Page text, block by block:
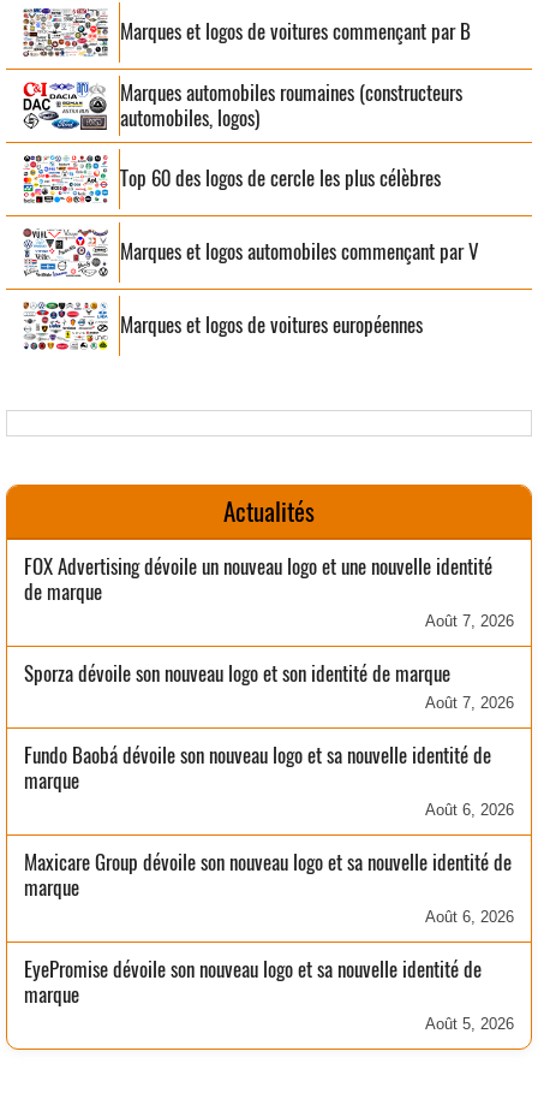
Marques et logos de voitures commençant par B
Marques automobiles roumaines (constructeurs
automobiles, logos)
Top 60 des logos de cercle les plus célèbres
Marques et logos automobiles commençant par V
Marques et logos de voitures européennes
Actualités
FOX Advertising dévoile un nouveau logo et une nouvelle identité
de marque
Août 7, 2026
Sporza dévoile son nouveau logo et son identité de marque
Août 7, 2026
Fundo Baobá dévoile son nouveau logo et sa nouvelle identité de
marque
Août 6, 2026
Maxicare Group dévoile son nouveau logo et sa nouvelle identité de
marque
Août 6, 2026
EyePromise dévoile son nouveau logo et sa nouvelle identité de
marque
Août 5, 2026